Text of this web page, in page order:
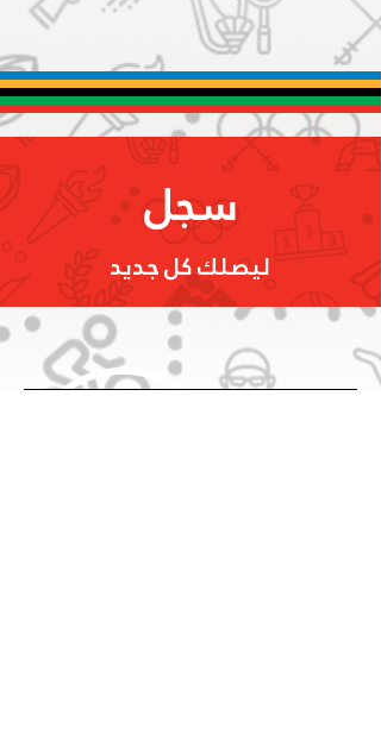
استقبال أبطالنا أصحاب الهمم
لدى وصولهم مطار دبي
سجل
ليصلك كل جديد